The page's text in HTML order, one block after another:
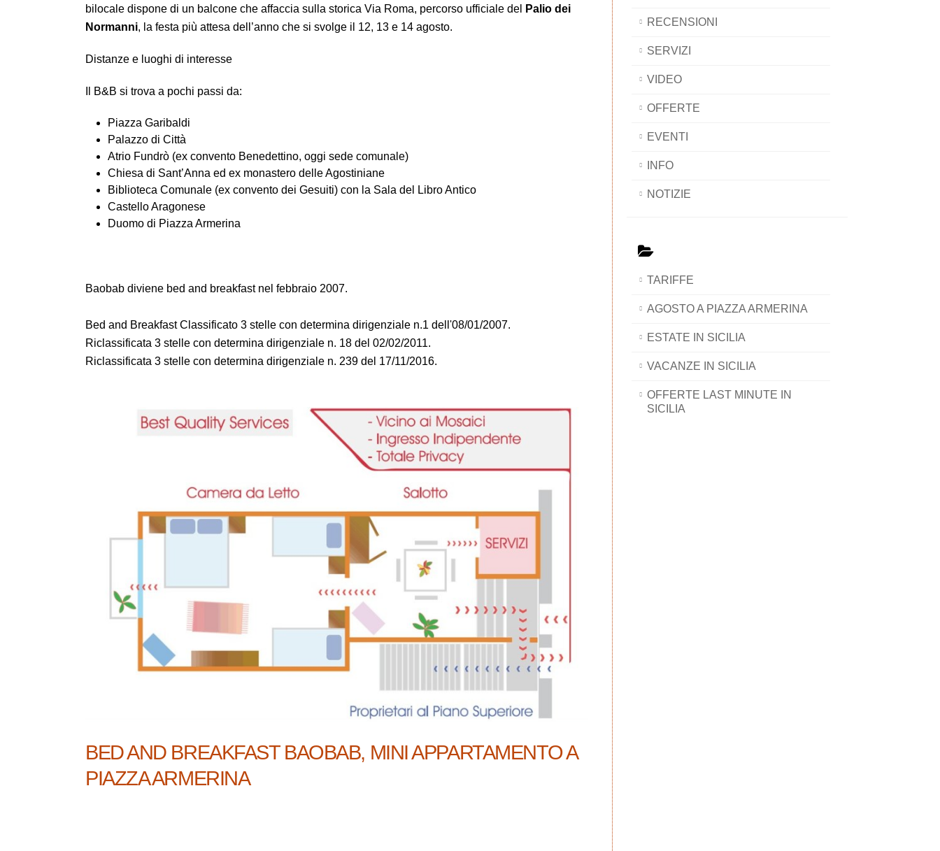
bilocale dispone di un balcone che affaccia sulla storica Via Roma, percorso ufficiale del
Palio dei
Normanni, la festa più attesa dell’anno che si svolge il 12, 13 e 14 agosto.
Distanze e luoghi di interesse
Il B&B si trova a pochi passi da:
Piazza Garibaldi
Palazzo di Città
Atrio Fundrò (ex convento Benedettino, oggi sede comunale)
Chiesa di Sant’Anna ed ex monastero delle Agostiniane
Biblioteca Comunale (ex convento dei Gesuiti) con la Sala del Libro Antico
Castello Aragonese
Duomo di Piazza Armerina
Baobab diviene bed and breakfast nel febbraio 2007.
Bed and Breakfast Classificato 3 stelle con determina dirigenziale n.1 dell'08/01/2007.
Riclassificata 3 stelle con determina dirigenziale n. 18 del 02/02/2011.
Riclassificata 3 stelle con determina dirigenziale n. 239 del 17/11/2016.
BED AND BREAKFAST BAOBAB, MINI APPARTAMENTO A
PIAZZA ARMERINA
RECENSIONI
SERVIZI
VIDEO
OFFERTE
EVENTI
INFO
NOTIZIE
TARIFFE
AGOSTO A PIAZZA ARMERINA
ESTATE IN SICILIA
VACANZE IN SICILIA
OFFERTE LAST MINUTE IN
SICILIA